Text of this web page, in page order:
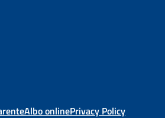
Albo onlinePrivacy Policy